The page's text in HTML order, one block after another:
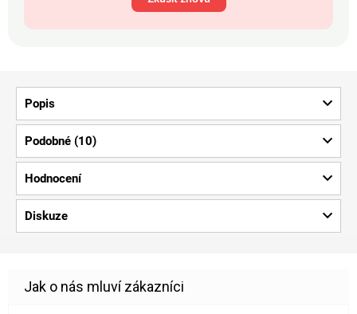
Popis
Podobné (10)
Hodnocení
Diskuze